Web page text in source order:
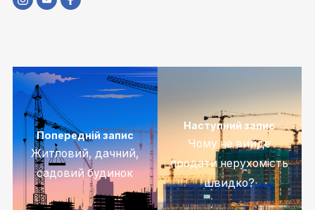
Попередній запис
Житловий, дачний,
садовий будинок
Наступний запис
Чому не вийде
продати нерухомість
швидко?